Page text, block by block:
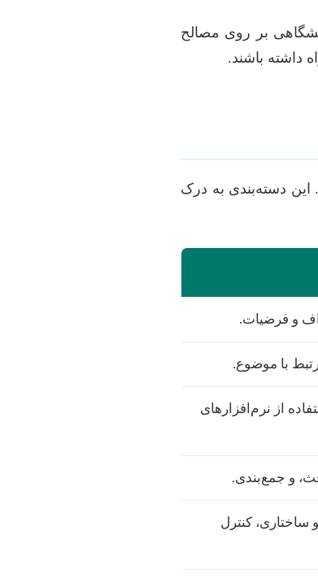
بر روی مصالح
داشته باشند.
این دسته‌بندی به درک
و فرضیات.
با موضوع.
از نرم‌افزارهای
و جمع‌بندی.
ساختاری، کنترل